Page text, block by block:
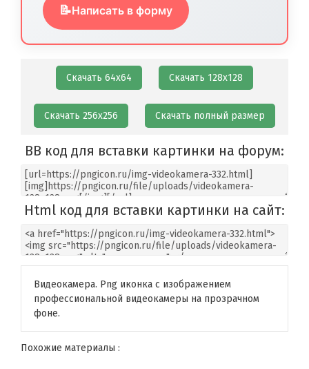
📝Написать в форму
Скачать 64х64 Скачать 128х128
Скачать 256х256 Скачать полный размер
BB код для вставки картинки на форум:
Html код для вставки картинки на сайт:
Видеокамера. Png иконка с изображением
профессиональной видеокамеры на прозрачном
фоне.
Похожие материалы :